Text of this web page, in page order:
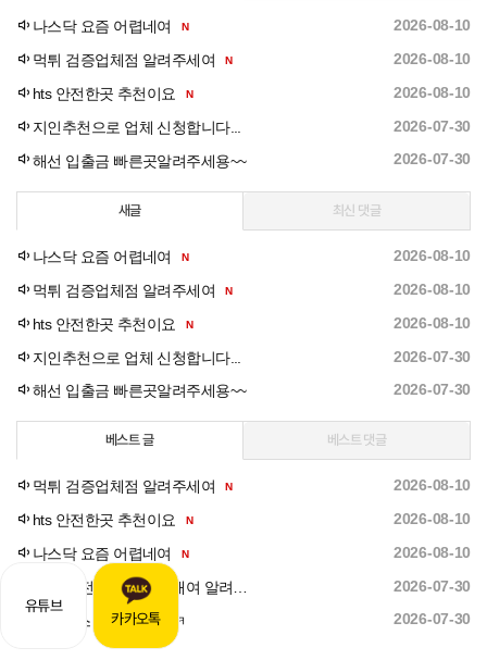
유튜브
카카오톡
나스닥 요즘 어렵네여 N 2026-08-10
먹튀 검증업체점 알려주세여 N 2026-08-10
hts 안전한곳 추천이요 N 2026-08-10
지인추천으로 업체 신청합니다...
2026-07-30
해선 입출금 빠른곳알려주세용~~
2026-07-30
새글 최신 댓글
나스닥 요즘 어렵네여 N 2026-08-10
먹튀 검증업체점 알려주세여 N 2026-08-10
hts 안전한곳 추천이요 N 2026-08-10
지인추천으로 업체 신청합니다...
2026-07-30
해선 입출금 빠른곳알려주세용~~
2026-07-30
베스트 글 베스트 댓글
먹튀 검증업체점 알려주세여 N 2026-08-10
hts 안전한곳 추천이요 N 2026-08-10
나스닥 요즘 어렵네여 N 2026-08-10
HTS 안전한 해외선물대여 알려주세요
2026-07-30
하이닉스 개폭락 ㅋㅋㅋ
2026-07-30